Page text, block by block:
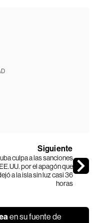
Siguiente
culpa a las sanciones
por el apagón que
a la isla sin luz casi 36
horas
en su fuente de